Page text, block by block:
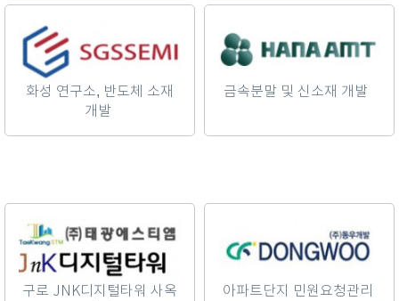
화성 연구소, 반도체 소재
개발
금속분말 및 신소재 개발
구로 JNK디지털타워 사옥
아파트단지 민원요청관리